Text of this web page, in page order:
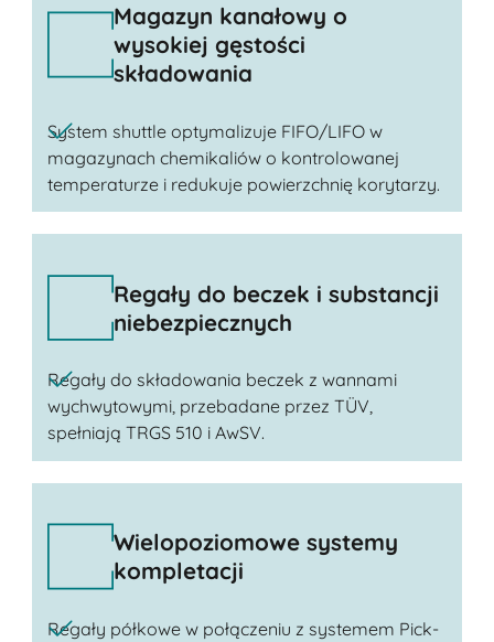
Magazyn kanałowy o
wysokiej gęstości
składowania
System shuttle optymalizuje FIFO/LIFO w
magazynach chemikaliów o kontrolowanej
temperaturze i redukuje powierzchnię korytarzy.
Regały do beczek i substancji
niebezpiecznych
Regały do składowania beczek z wannami
wychwytowymi, przebadane przez TÜV,
spełniają TRGS 510 i AwSV.
Wielopoziomowe systemy
kompletacji
Regały półkowe w połączeniu z systemem Pick-